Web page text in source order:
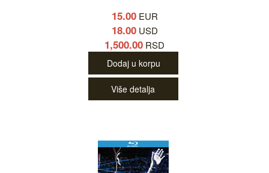
15.00EUR
18.00USD
1,500.00 RSD
Dodaj u korpu
Više detalja